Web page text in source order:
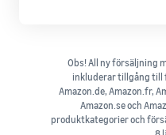
Obs! All ny försäljning
inkluderar tillgång till
Amazon.de, Amazon.fr,
Amazon.se och
produktkategorier och
8